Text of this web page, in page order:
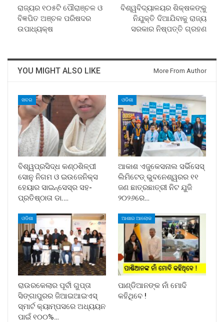
ରାଜ୍ୟର ୧୦୫ଟି ପୌରାଞ୍ଚଳ ଓ
ବିଜ୍ଞପିତ ଅଞ୍ଚଳ ପରିଷଦର
ଉପାଧ୍ୟକ୍ଷ
ବିଶ୍ୱବିଦ୍ୟାଳୟର ଶିକ୍ଷକଙ୍କୁ
ନିଯୁକ୍ତି ଦିଆଯିବାକୁ ରାଜ୍ୟ
ସରକାର ନିଷ୍ପତ୍ତି ଗ୍ରହଣ
YOU MIGHT ALSO LIKE More From Author
ଖବର
ବିଶ୍ୱପ୍ରସିଦ୍ଧ କଣ୍ଠଶିଳ୍ପୀ
ସୋନୁ ନିଗମ ଓ ଇଉଜେନିକ୍ସ
ହେୟାର ସାଇନ୍ସେସ୍ର ସହ-
ପ୍ରତିଷ୍ଠାତା ଡା.…
ଓଡିଶା
ଆକାଶ ଏଜୁକେସନାଲ ସର୍ଭିସେସ୍
ଲିମିଟେଡ୍ ଭୁବନେଶ୍ୱରର ୧୧
ଜଣ ଛାତ୍ରଛାତ୍ରୀ ନିଟ ଯୁଜି
୨୦୨୬ରେ…
ଓଡିଶା
ରାଉରକେଲାର ପୂର୍ବୀ ଗୁପ୍ତା
ସିଙ୍ଗାପୁରର ଜିଆଇଆଇଏସ୍
ସ୍ମାର୍ଟ କ୍ୟାମ୍ପସରେ ଅଧ୍ୟୟନ
ପାଇଁ ୧୦୦%…
ଆଶାର ଆଲୋକ
ପାଣ୍ଡିଆନଙ୍କ ନାଁ ମୋଦି
କହିଥିବେ !